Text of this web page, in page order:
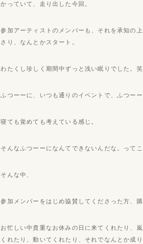
かっていて、走り出した今回。
参加アーティストのメンバーも、それを承知の
さり、なんとかスタート。
わたくし珍しく期間中ずっと浅い眠りでした。笑
ふつーーに、いつも通りのイベントで、ふつーー
寝ても覚めても考えている感じ。
そんなふつーーになんてできないんだな。ってこ
そんな中、
参加メンバーをはじめ協賛してくださった方、
お忙しい中貴重なお休みの日に来てくれたり、
くれたり、動いてくれたり、それでなんとか成